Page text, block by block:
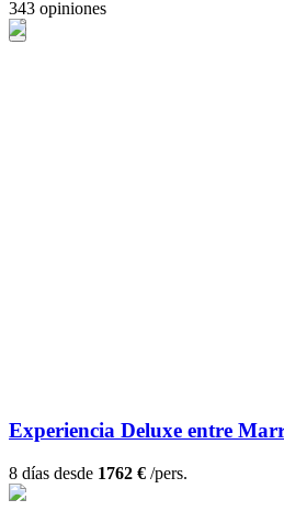
343 opiniones
Experiencia Deluxe entre
8 días desde 1762 € /pers.